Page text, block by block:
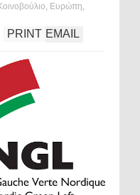
, Ευρώπη,
EMAIL
PRINT